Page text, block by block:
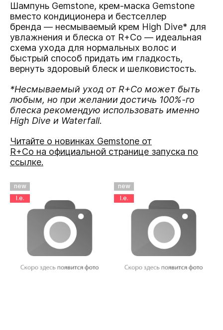
Шампунь Gemstone, крем-маска Gemstone
вместо кондиционера и бестселлер
бренда — несмываемый крем High Dive* для
увлажнения и блеска от R+Co — идеальная
схема ухода для нормальных волос и
быстрый способ придать им гладкость,
вернуть здоровый блеск и шелковистость.
*Несмываемый уход от R+Co может быть
любым, но при желании достичь 100%-го
блеска рекомендую использовать именно
High Dive и Waterfall.
Читайте о новинках Gemstone от
R+Co на официальной странице запуска по
ссылке.
new
l.e.
new
l.e.